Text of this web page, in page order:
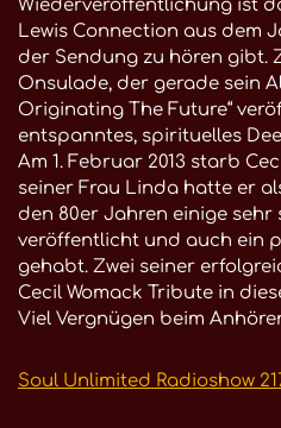
Wiederveröffentlichung ist
Lewis Connection aus dem
der Sendung zu hören gibt.
Onsulade, der gerade sein
Originating The Future“
entspanntes, spirituelles
Am 1. Februar 2013 starb
seiner Frau Linda hatte er
den 80er Jahren einige sehr
veröffentlicht und auch ein
gehabt. Zwei seiner
Cecil Womack Tribute in
Viel Vergnügen beim
Soul Unlimited Radioshow